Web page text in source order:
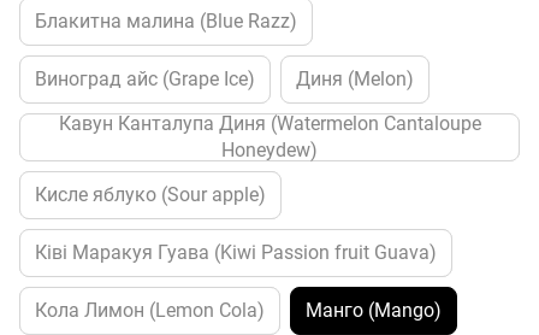
Блакитна малина (Blue Razz)
Виноград айс (Grape Ice)
Диня (Melon)
Кавун Канталупа Диня (Watermelon Cantaloupe
Honeydew)
Кисле яблуко (Sour apple)
Ківі Маракуя Гуава (Kiwi Passion fruit Guava)
Кола Лимон (Lemon Cola) Манго (Mango)